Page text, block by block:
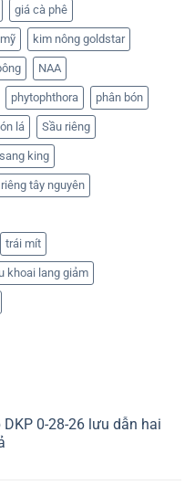
giá cà phê
kim nông goldstar
NAA
phytophthora phân bón
lá Sầu riêng
king
tây nguyên
trái mít
khoai lang giảm
0-28-26 lưu dẫn hai